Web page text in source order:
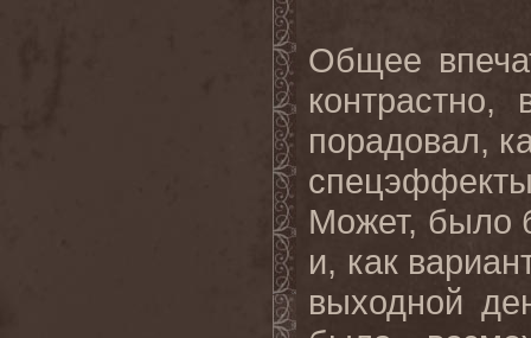
Общее
контрастно,
порадовал,
Может, было
и, как
выходной